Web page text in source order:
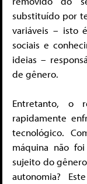
substituído por
variáveis – isto
sociais e
ideias –
de gênero.
Entretanto, o
rapidamente
tecnológico.
máquina não
sujeito do gênero
autonomia?